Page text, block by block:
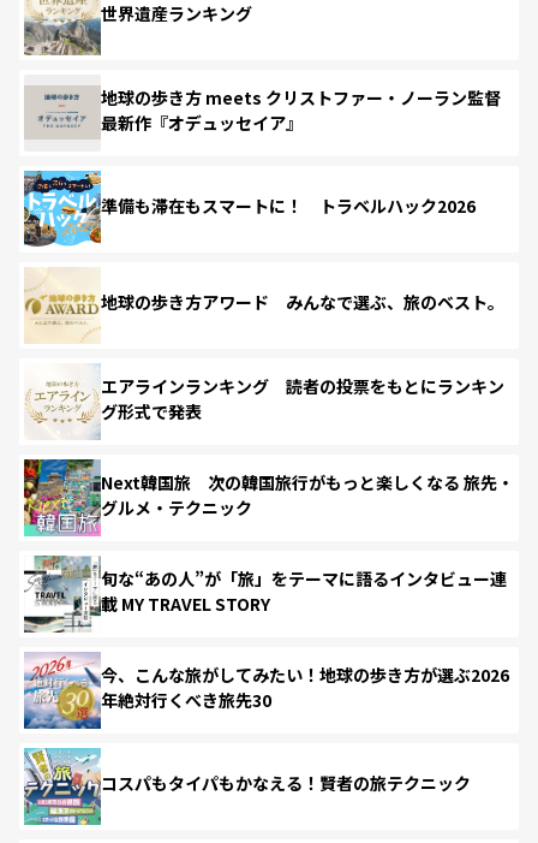
世界遺産ランキング
地球の歩き方 meets クリストファー・ノーラン監督
最新作『オデュッセイア』
準備も滞在もスマートに！ トラベルハック2026
地球の歩き方アワード みんなで選ぶ、旅のベスト。
エアラインランキング 読者の投票をもとにランキン
グ形式で発表
Next韓国旅 次の韓国旅行がもっと楽しくなる 旅先・
グルメ・テクニック
旬な“あの人”が「旅」をテーマに語るインタビュー連
載 MY TRAVEL STORY
今、こんな旅がしてみたい！地球の歩き方が選ぶ2026
年絶対行くべき旅先30
コスパもタイパもかなえる！賢者の旅テクニック